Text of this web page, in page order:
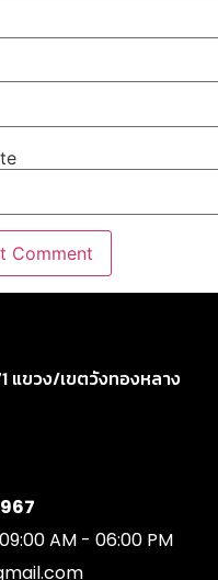
แขวง/เขตวังทองหลาง
AM - 06:00 PM